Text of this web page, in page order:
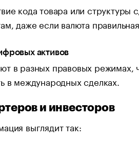
кода товара или структуры
даже если валюта правильная.
активов
в разных правовых режимах,
в международных сделках.
и инвесторов
выглядит так: